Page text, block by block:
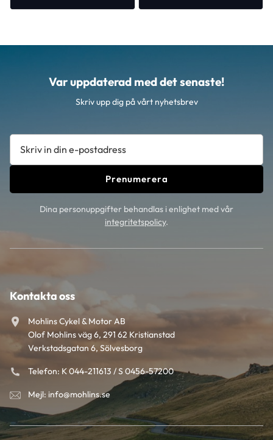
Var uppdaterad med det senaste!
Skriv upp dig på vårt nyhetsbrev
Prenumerera
Dina personuppgifter behandlas i enlighet med vår
integritetspolicy.
Kontakta oss
Mohlins Cykel & Motor AB
Olof Mohlins väg 6, 291 62 Kristianstad
Verkstadsgatan 6, Sölvesborg
Telefon: K 044-211613 / S 0456-57200
Mejl: info@mohlins.se